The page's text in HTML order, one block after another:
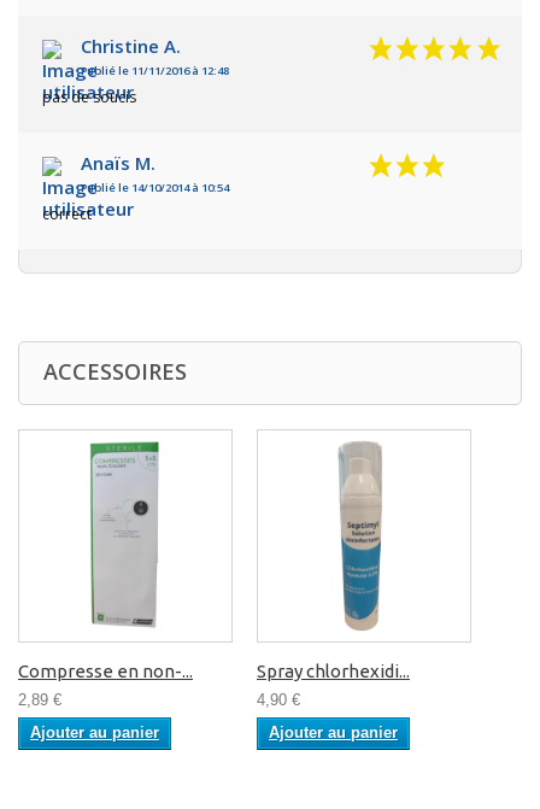
Christine A.
Publié le 11/11/2016 à 12:48
pas de soucis
Anaïs M.
Publié le 14/10/2014 à 10:54
correct
ACCESSOIRES
Compresse en non-...
2,89 €
Ajouter au panier
Spray chlorhexidi...
4,90 €
Ajouter au panier